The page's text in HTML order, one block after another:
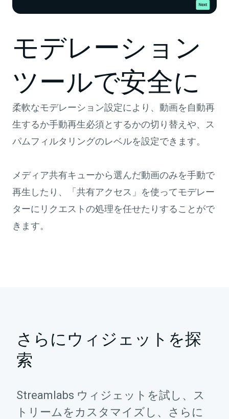
モデレーション
ツールで安全に
柔軟なモデレーション設定により、動画を自動再
生するか手動再生必須とするかの切り替えや、ス
パムフィルタリングのレベルを設定できます。
メディア共有キューから選んだ動画のみを手動で
再生したり、「共有アクセス」を使ってモデレー
ターにリクエストの処理を任せたりすることがで
きます。
さらにウィジェットを探
索
Streamlabs ウィジェットを試し、ス
トリームをカスタマイズし、さらに